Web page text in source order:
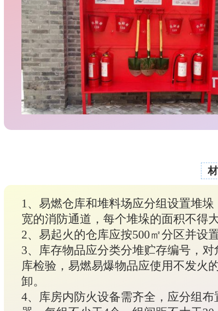
1、易燃仓库和堆料场应分组设置堆
宽的消防通道，每个堆垛的面积不得
2、易起火的仓库应按500㎡分区并设
3、库存物品应分类分堆贮存编号，
库检验，易燃易爆物品应使用不发火
卸。
4、库房内防火设备需齐全，应分组